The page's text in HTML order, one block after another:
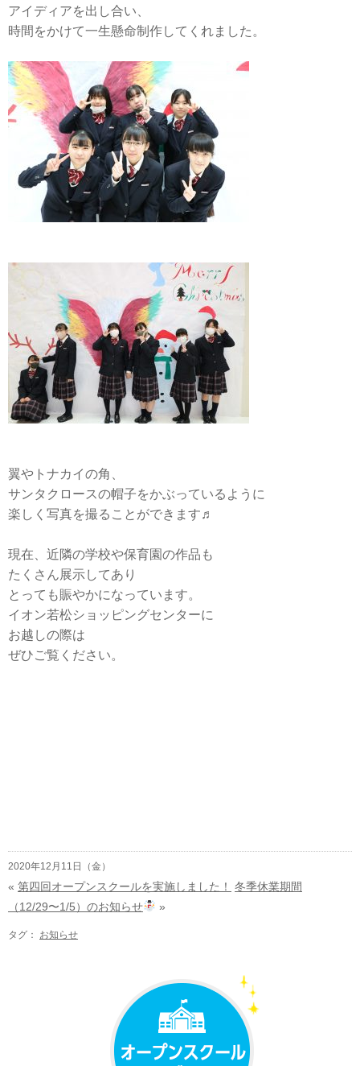
アイディアを出し合い、
時間をかけて一生懸命制作してくれました。
翼やトナカイの角、
サンタクロースの帽子をかぶっているように
楽しく写真を撮ることができます♬
現在、近隣の学校や保育園の作品も
たくさん展示してあり
とっても賑やかになっています。
イオン若松ショッピングセンターに
お越しの際は
ぜひご覧ください。
2020年12月11日（金）
« 第四回オープンスクールを実施しました！
冬季休業期間
（12/29〜1/5）のお知らせ
»
タグ： お知らせ